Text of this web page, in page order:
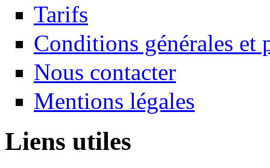
Tarifs
Conditions générales et
Nous contacter
Mentions légales
Liens utiles